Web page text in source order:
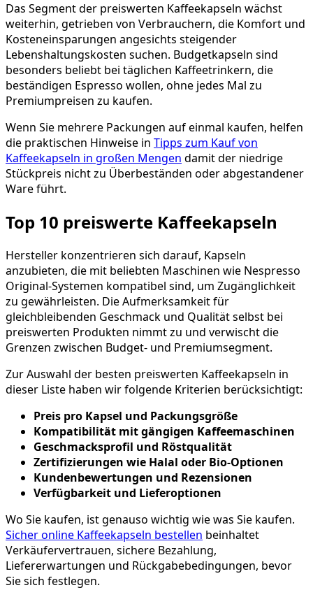
Das Segment der preiswerten Kaffeekapseln wächst
weiterhin, getrieben von Verbrauchern, die Komfort und
Kosteneinsparungen angesichts steigender
Lebenshaltungskosten suchen. Budgetkapseln sind
besonders beliebt bei täglichen Kaffeetrinkern, die
beständigen Espresso wollen, ohne jedes Mal zu
Premiumpreisen zu kaufen.
Wenn Sie mehrere Packungen auf einmal kaufen, helfen
die praktischen Hinweise in Tipps zum Kauf von
Kaffeekapseln in großen Mengen damit der niedrige
Stückpreis nicht zu Überbeständen oder abgestandener
Ware führt.
Top 10 preiswerte Kaffeekapseln
Hersteller konzentrieren sich darauf, Kapseln
anzubieten, die mit beliebten Maschinen wie Nespresso
Original-Systemen kompatibel sind, um Zugänglichkeit
zu gewährleisten. Die Aufmerksamkeit für
gleichbleibenden Geschmack und Qualität selbst bei
preiswerten Produkten nimmt zu und verwischt die
Grenzen zwischen Budget- und Premiumsegment.
Zur Auswahl der besten preiswerten Kaffeekapseln in
dieser Liste haben wir folgende Kriterien berücksichtigt:
Preis pro Kapsel und Packungsgröße
Kompatibilität mit gängigen Kaffeemaschinen
Geschmacksprofil und Röstqualität
Zertifizierungen wie Halal oder Bio-Optionen
Kundenbewertungen und Rezensionen
Verfügbarkeit und Lieferoptionen
Wo Sie kaufen, ist genauso wichtig wie was Sie kaufen.
Sicher online Kaffeekapseln bestellen beinhaltet
Verkäufervertrauen, sichere Bezahlung,
Liefererwartungen und Rückgabebedingungen, bevor
Sie sich festlegen.